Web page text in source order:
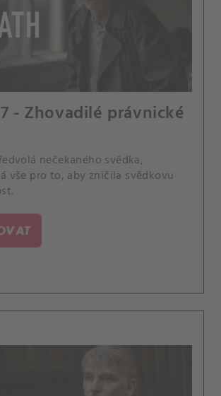
- Zhovadilé právnické
nečekaného svědka,
vše pro to, aby zničila svědkovu